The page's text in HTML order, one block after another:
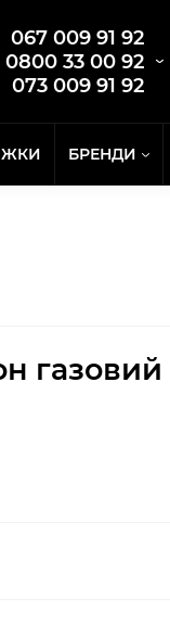
067 009 91 92
0800 33 00 92
073 009 91 92
БРЕНДИ
газовий